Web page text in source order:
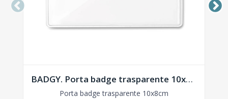
BADGY. Porta badge trasparente 10x8cm - MO8599
Porta badge trasparente 10x8cm